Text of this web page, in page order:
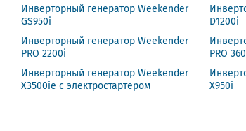
Инверторный генератор Weekender
GS950i
D1200i
Инверторный генератор Weekender
PRO 2200i
PRO
Инверторный генератор Weekender
X3500ie с электростартером
X950i